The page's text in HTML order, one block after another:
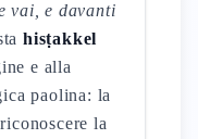
vai, e davanti
hisṭakkel
e alla
paolina: la
la